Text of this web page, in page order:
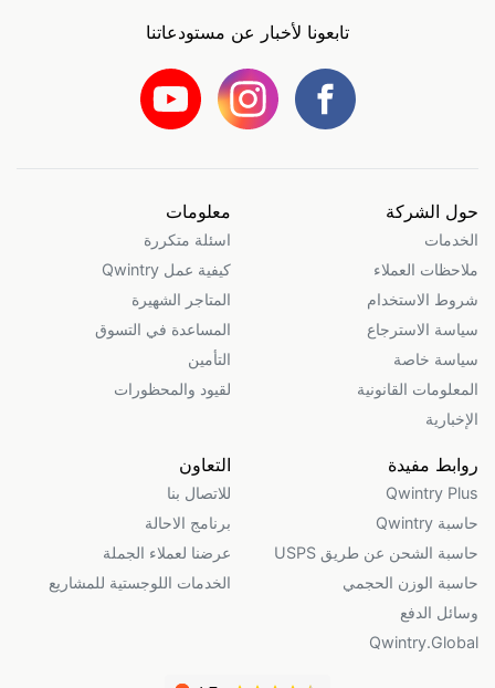
تابعونا لأخبار عن مستودعاتنا
حول الشركة
الخدمات
ملاحظات العملاء
شروط الاستخدام
سياسة الاسترجاع
سياسة خاصة
المعلومات القانونية
الإخبارية
معلومات
اسئلة متكررة
كيفية عمل Qwintry
المتاجر الشهيرة
المساعدة في التسوق
التأمين
لقيود والمحظورات
روابط مفيدة
Qwintry Plus
حاسبة Qwintry
حاسبة الشحن عن طريق USPS
حاسبة الوزن الحجمي
وسائل الدفع
Qwintry.Global
التعاون
للاتصال بنا
برنامج الاحالة
عرضنا لعملاء الجملة
الخدمات اللوجستية للمشاريع